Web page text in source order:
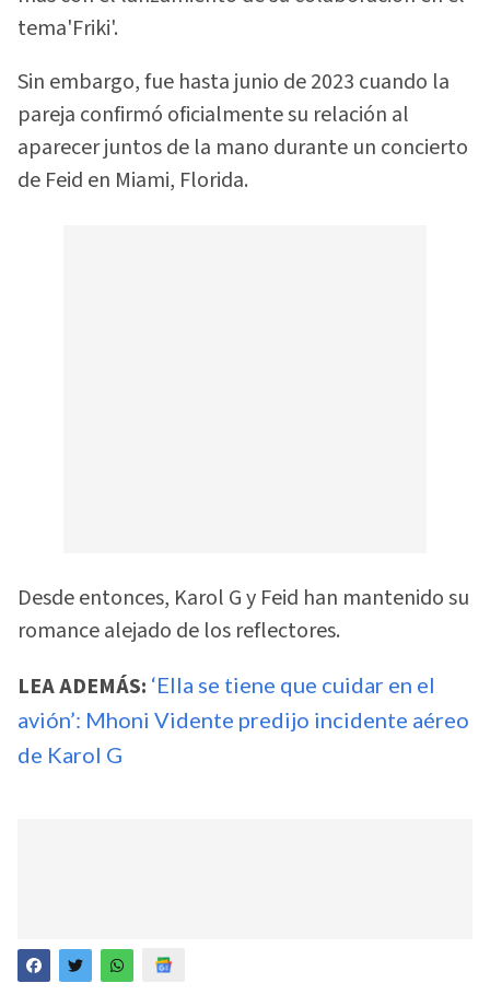
tema'Friki'.
Sin embargo, fue hasta junio de 2023 cuando la
pareja confirmó oficialmente su relación al
aparecer juntos de la mano durante un concierto
de Feid en Miami, Florida.
Desde entonces, Karol G y Feid han mantenido su
romance alejado de los reflectores.
LEA ADEMÁS: ‘Ella se tiene que cuidar en el
avión’: Mhoni Vidente predijo incidente aéreo
de Karol G